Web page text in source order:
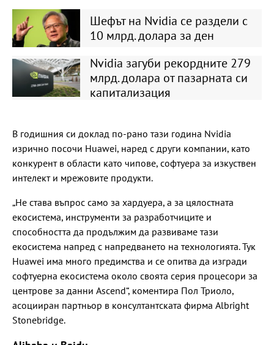
Шефът на Nvidia се раздели с
10 млрд. долара за ден
Nvidia загуби рекордните 279
млрд. долара от пазарната си
капитализация
В годишния си доклад по-рано тази година Nvidia
изрично посочи Huawei, наред с други компании, като
конкурент в области като чипове, софтуера за изкуствен
интелект и мрежовите продукти.
„Не става въпрос само за хардуера, а за цялостната
екосистема, инструменти за разработчиците и
способността да продължим да развиваме тази
екосистема напред с напредването на технологията. Тук
Huawei има много предимства и се опитва да изгради
софтуерна екосистема около своята серия процесори за
центрове за данни Ascend“, коментира Пол Триоло,
асоцииран партньор в консултантската фирма Albright
Stonebridge.